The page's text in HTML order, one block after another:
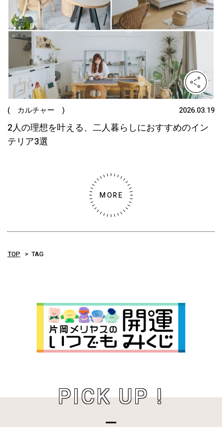
( カルチャー ) 2026.03.19
2人の理想を叶える、二人暮らしにおすすめのイン
テリア3選
MORE
TOP TAG
PICK UP !